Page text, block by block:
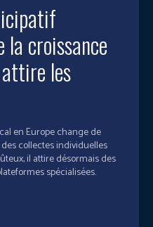
la croissance
les
en Europe change de
collectes individuelles
il attire désormais des
spécialisées.